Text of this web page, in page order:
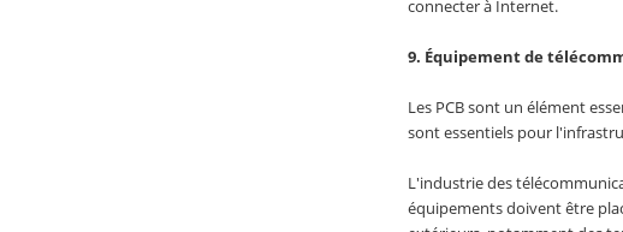
connecter à Internet.
9. Équipement de
Les PCB sont un élément
sont essentiels pour
L'industrie des
équipements doivent être